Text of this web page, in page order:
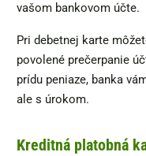
vašom bankovom účte.
Pri debetnej karte
povolené prečerpanie
prídu peniaze, banka
ale s úrokom.
Kreditná platobná